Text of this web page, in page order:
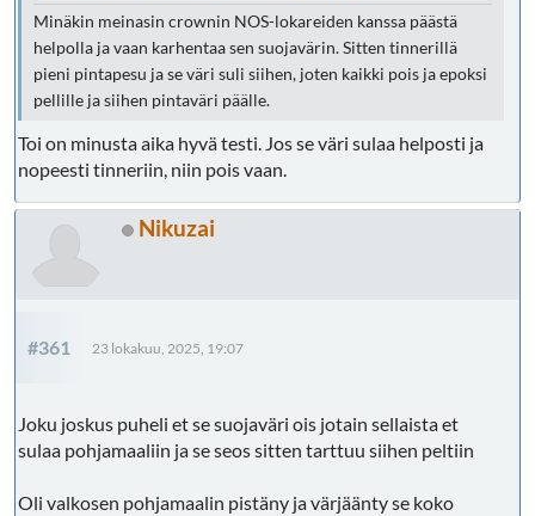
Minäkin meinasin crownin NOS-lokareiden kanssa päästä
helpolla ja vaan karhentaa sen suojavärin. Sitten tinnerillä
pieni pintapesu ja se väri suli siihen, joten kaikki pois ja epoksi
pellille ja siihen pintaväri päälle.
Toi on minusta aika hyvä testi. Jos se väri sulaa helposti ja
nopeesti tinneriin, niin pois vaan.
Nikuzai
#361 23 lokakuu, 2025, 19:07
Joku joskus puheli et se suojaväri ois jotain sellaista et
sulaa pohjamaaliin ja se seos sitten tarttuu siihen peltiin
Oli valkosen pohjamaalin pistäny ja värjäänty se koko